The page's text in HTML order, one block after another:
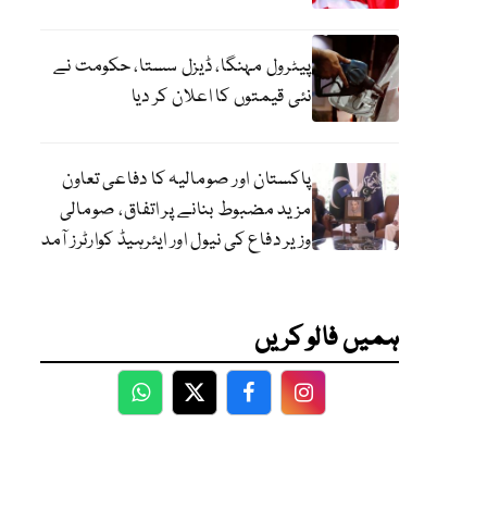
پیٹرول مہنگا، ڈیزل سستا، حکومت نے
نئی قیمتوں کا اعلان کر دیا
پاکستان اور صومالیہ کا دفاعی تعاون
مزید مضبوط بنانے پر اتفاق، صومالی
وزیر دفاع کی نیول اور ایئرہیڈ کوارٹرز آمد
ہمیں فالو کریں
WhatsApp
TwitterFacebookFacebook